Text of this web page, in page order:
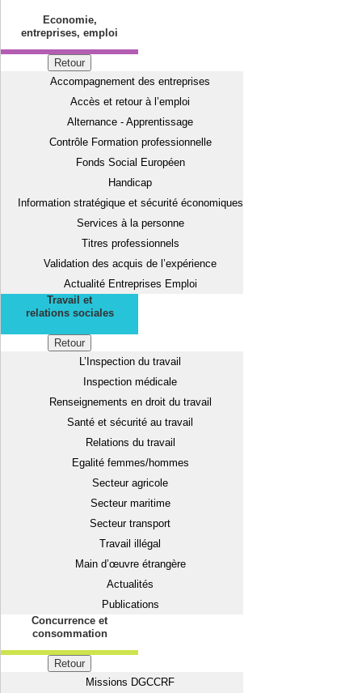
Economie,
entreprises, emploi
Retour
Accompagnement des entreprises
Accès et retour à l’emploi
Alternance - Apprentissage
Contrôle Formation professionnelle
Fonds Social Européen
Handicap
Information stratégique et sécurité économiques
Services à la personne
Titres professionnels
Validation des acquis de l’expérience
Actualité Entreprises Emploi
Travail et
relations sociales
Retour
L’Inspection du travail
Inspection médicale
Renseignements en droit du travail
Santé et sécurité au travail
Relations du travail
Egalité femmes/hommes
Secteur agricole
Secteur maritime
Secteur transport
Travail illégal
Main d’œuvre étrangère
Actualités
Publications
Concurrence et
consommation
Retour
Missions DGCCRF